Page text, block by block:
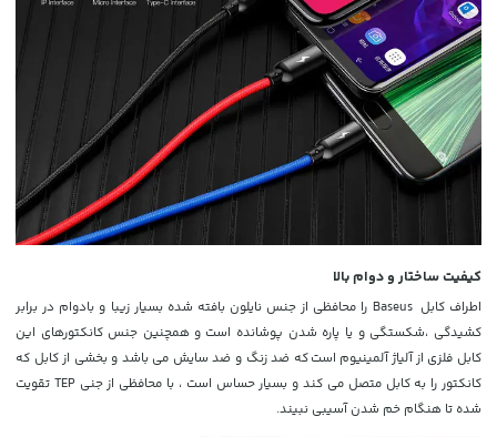
کیفیت ساختار و دوام بالا
اطراف کابل Baseus را محافظی از جنس نایلون بافته شده بسیار زیبا و بادوام در برابر
کشیدگی ،شکستگی و یا پاره شدن پوشانده است و همچنین جنس کانکتورهای این
کابل فلزی ازآلیاژ آلمینیوم است که ضد زنگ و ضد سایش می باشد و بخشی از کابل که
کانکتور را به کابل متصل می کند و بسیار حساس است ، با محافظی از جنی TEP تقویت
شده تا هنگام خم شدن آسیبی نبیند.